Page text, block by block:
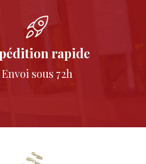
rapide
Envoi sous 72h